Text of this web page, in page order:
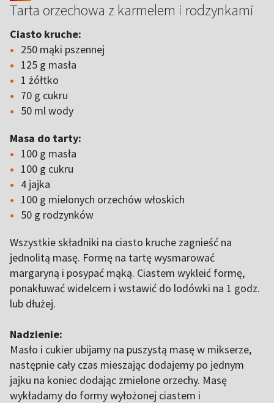
Tarta orzechowa z karmelem i rodzynkami
Ciasto kruche:
250 mąki pszennej
125 g masła
1 żółtko
70 g cukru
50 ml wody
Masa do tarty:
100 g masła
100 g cukru
4 jajka
100 g mielonych orzechów włoskich
50 g rodzynków
Wszystkie składniki na ciasto kruche zagnieść na
jednolitą masę. Formę na tartę wysmarować
margaryną i posypać mąką. Ciastem wykleić formę,
ponakłuwać widelcem i wstawić do lodówki na 1 godz.
lub dłużej.
Nadzienie:
Masło i cukier ubijamy na puszystą masę w mikserze,
następnie cały czas mieszając dodajemy po jednym
jajku na koniec dodając zmielone orzechy. Masę
wykładamy do formy wyłożonej ciastem i